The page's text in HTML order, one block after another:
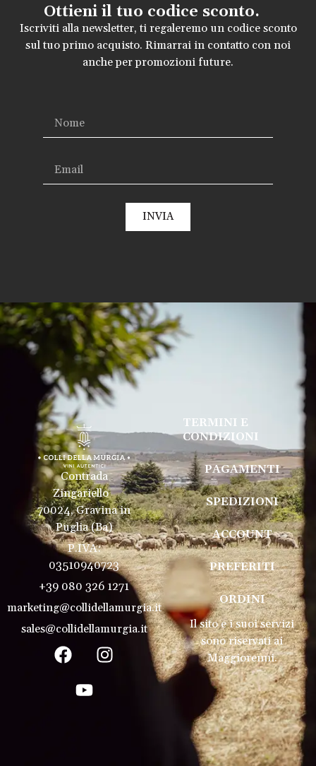
Ottieni il tuo codice sconto.
Iscriviti alla newsletter, ti regaleremo un codice sconto
sul tuo primo acquisto. Rimarrai in contatto con noi
anche per promozioni future.
INVIA
Contrada
Zingariello
70024, Gravina in
Puglia (Ba)
P.IVA:
03510940723
+39 080 326 1271
marketing@collidellamurgia.it
sales@collidellamurgia.it
TERMINI E
CONDIZIONI
PAGAMENTI
SPEDIZIONI
ACCOUNT
PREFERITI
ORDINI
Il sito e i suoi servizi
sono riservati ai
Maggiorenni.